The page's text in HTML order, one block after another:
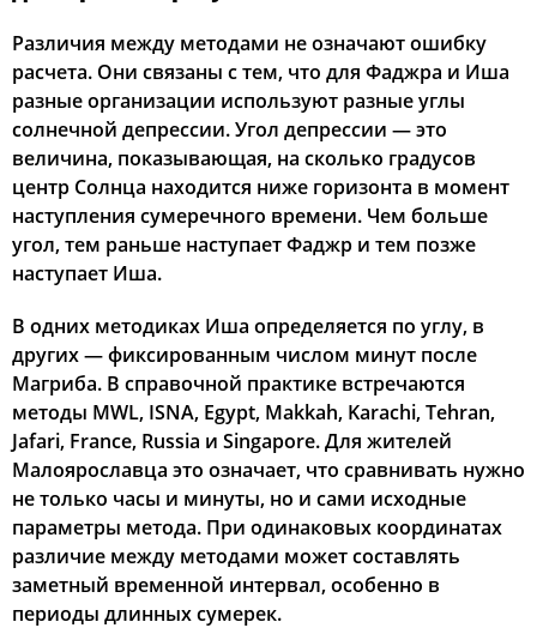
Различия между методами не означают ошибку
расчета. Они связаны с тем, что для Фаджра и Иша
разные организации используют разные углы
солнечной депрессии. Угол депрессии — это
величина, показывающая, на сколько градусов
центр Солнца находится ниже горизонта в момент
наступления сумеречного времени. Чем больше
угол, тем раньше наступает Фаджр и тем позже
наступает Иша.
В одних методиках Иша определяется по углу, в
других — фиксированным числом минут после
Магриба. В справочной практике встречаются
методы MWL, ISNA, Egypt, Makkah, Karachi, Tehran,
Jafari, France, Russia и Singapore. Для жителей
Малоярославца это означает, что сравнивать нужно
не только часы и минуты, но и сами исходные
параметры метода. При одинаковых координатах
различие между методами может составлять
заметный временной интервал, особенно в
периоды длинных сумерек.